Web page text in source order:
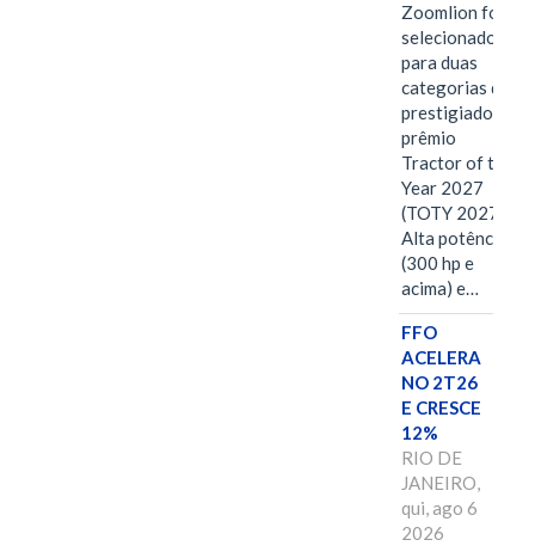
Zoomlion foi
selecionado
para duas
categorias do
prestigiado
prêmio
Tractor of the
Year 2027
(TOTY 2027:
Alta potência
(300 hp e
acima) e…
FFO
ACELERA
NO 2T26
E CRESCE
12%
RIO DE
JANEIRO,
qui, ago 6
2026